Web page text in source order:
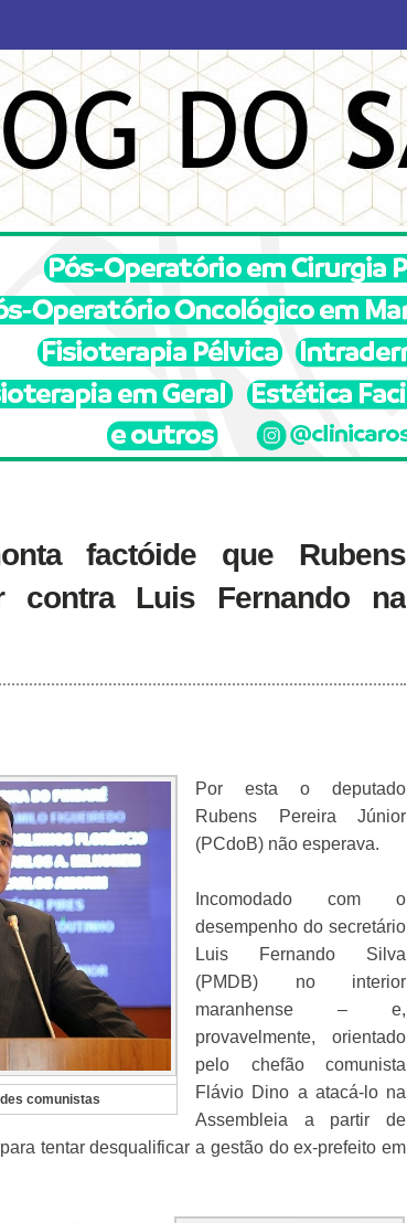
factóide que Rubens
contra Luis Fernando na
comunistas
Por esta o deputado
Rubens Pereira Júnior
(PCdoB) não esperava.
Incomodado com o
desempenho do secretário
Luis Fernando Silva
(PMDB) no interior
maranhense – e,
provavelmente, orientado
pelo chefão comunista
Flávio Dino a atacá-lo na
Assembleia a partir de
tentar desqualificar a gestão do ex-prefeito em